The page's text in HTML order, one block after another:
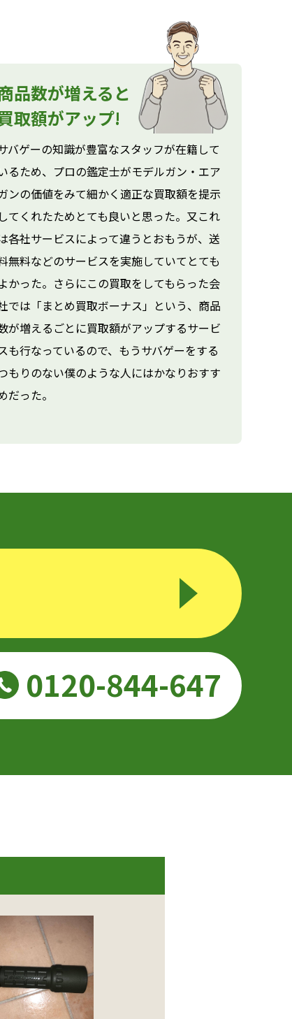
品数が増えると
取額がアップ!
バゲーの知識が豊富なスタッフが在籍して
るため、プロの鑑定士がモデルガン・エア
ンの価値をみて細かく適正な買取額を提示
してくれたためとても良いと思った。又これ
各社サービスによって違うとおもうが、送
無料などのサービスを実施していてとても
かった。さらにこの買取をしてもらった会
では「まとめ買取ボーナス」という、商品
が増えるごとに買取額がアップするサービ
も行なっているので、もうサバゲーをする
もりのない僕のような人にはかなりおすす
だった。
0120-844-647